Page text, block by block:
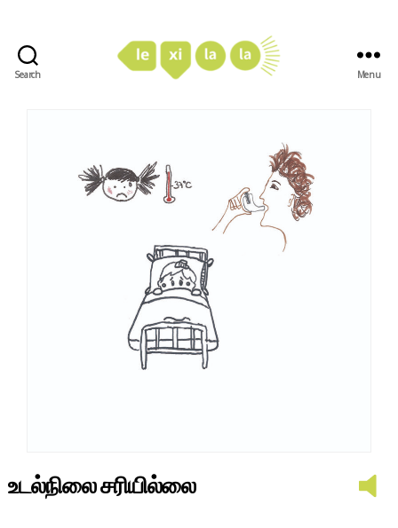
Search Menu
உடல்நிலை சரியில்லை